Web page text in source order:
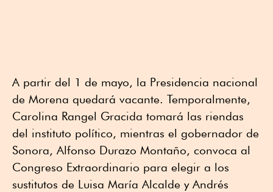
A partir del 1 de mayo, la Presidencia nacional
de Morena quedará vacante. Temporalmente,
Carolina Rangel Gracida tomará las riendas
del instituto político, mientras el gobernador de
Sonora, Alfonso Durazo Montaño, convoca al
Congreso Extraordinario para elegir a los
sustitutos de Luisa María Alcalde y Andrés